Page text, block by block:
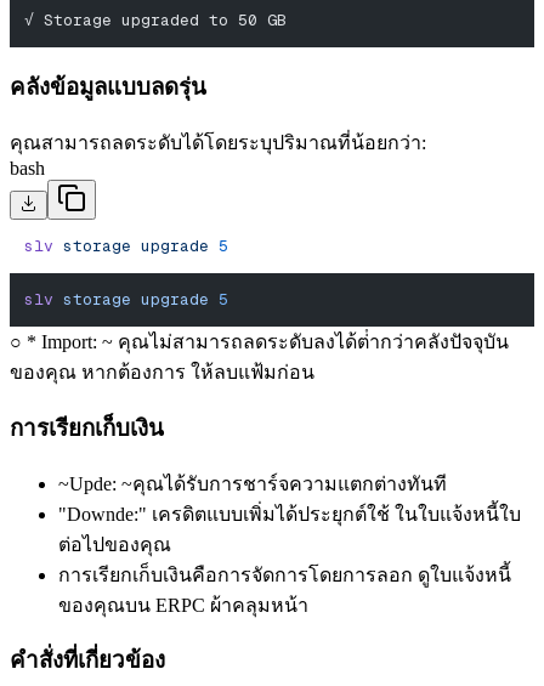
√ Storage upgraded to 50 GB
คลังข้อมูลแบบลดรุ่น
คุณสามารถลดระดับได้โดยระบุปริมาณที่น้อยกว่า:
bash
slv storage upgrade 5
slv storage upgrade 5
○ * Import: ~ คุณไม่สามารถลดระดับลงได้ต่ํากว่าคลังปัจจุบัน
ของคุณ หากต้องการ ให้ลบแฟ้มก่อน
การเรียกเก็บเงิน
~Upde: ~คุณได้รับการชาร์จความแตกต่างทันที
"Downde:" เครดิตแบบเพิ่มได้ประยุกต์ใช้ ในใบแจ้งหนี้ใบ
ต่อไปของคุณ
การเรียกเก็บเงินคือการจัดการโดยการลอก ดูใบแจ้งหนี้
ของคุณบน ERPC ผ้าคลุมหน้า
คําสั่งที่เกี่ยวข้อง